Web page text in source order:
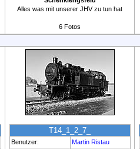
Alles was mit unserer JHV zu tun hat
6 Fotos
T14_1_2_7_
Benutzer:
Martin Ristau